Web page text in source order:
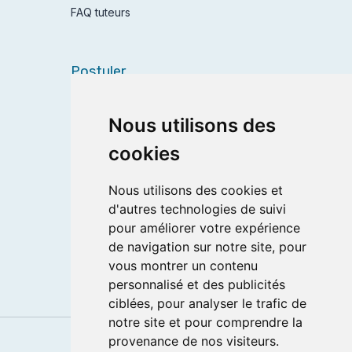
Nous utilisons des
cookies
Nous utilisons des cookies et
d'autres technologies de suivi
pour améliorer votre expérience
de navigation sur notre site, pour
vous montrer un contenu
personnalisé et des publicités
ciblées, pour analyser le trafic de
notre site et pour comprendre la
provenance de nos visiteurs.
FAQ tuteurs
Postuler
Devenir coordinateur
Se connecter
Services
Mentions légales
Données personnelles